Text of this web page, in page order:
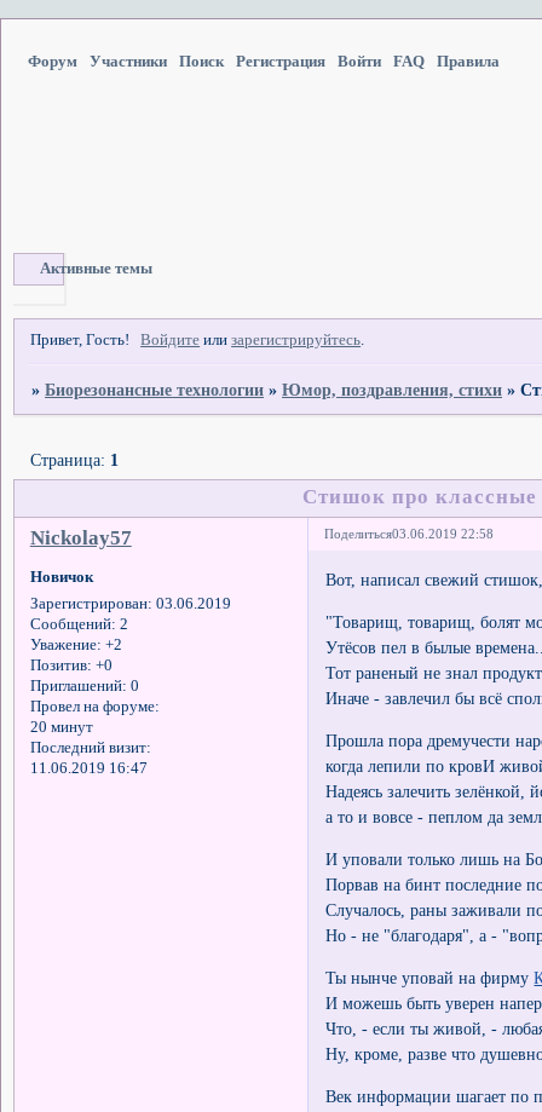
Форум Участники Поиск Регистрация Войти FAQ Правила
Активные темы
Привет, Гость! Войдите илизарегистрируйтесь.
»Биорезонансные технологии »Юмор, поздравления, стихи »
Стишок про классные
Страница: 1
Поделиться03.06.2019 22:58
Nickolay57
Новичок
Зарегистрирован: 03.06.2019
Сообщений: 2
Уважение: +2
Позитив: +0
Приглашений: 0
Провел на форуме:
20 минут
Последний визит:
11.06.2019 16:47
Вот, написал свежий
"Товарищ, товарищ, болят
Утёсов пел в былые
Тот раненый не знал
Иначе - завлечил бы всё
Прошла пора дремучести
когда лепили по кровИ
Надеясь залечить зелёнкой,
а то и вовсе - пеплом да
И уповали только лишь на
Порвав на бинт последние
Случалось, раны заживали
Но - не "благодаря", а -
Ты нынче уповай на фирму
И можешь быть уверен
Что, - если ты живой, -
Ну, кроме, разве что
Век информации шагает по